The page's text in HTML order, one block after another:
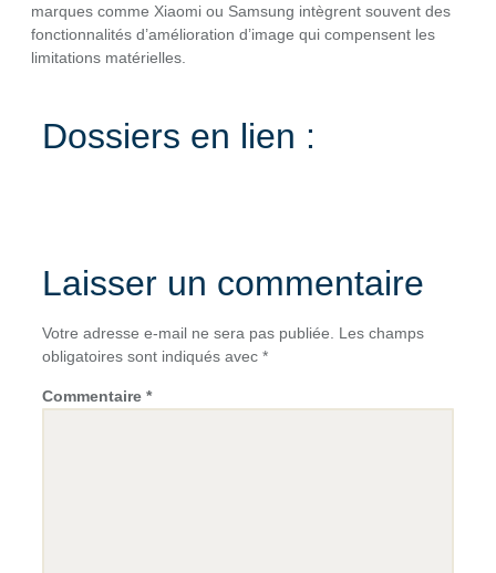
marques comme Xiaomi ou Samsung intègrent souvent des
fonctionnalités d’amélioration d’image qui compensent les
limitations matérielles.
Dossiers en lien :
Laisser un commentaire
Votre adresse e-mail ne sera pas publiée. Les champs
obligatoires sont indiqués avec *
Commentaire *